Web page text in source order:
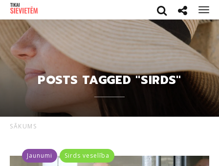
Social
Search
POSTS TAGGED "SIRDS"
SĀKUMS
Jaunumi Sirds veselība